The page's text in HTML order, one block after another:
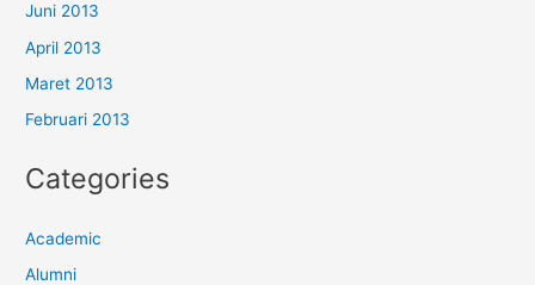
Juni 2013
April 2013
Maret 2013
Februari 2013
Categories
Academic
Alumni